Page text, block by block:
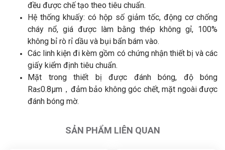
đều được chế tạo theo tiêu chuẩn.
Hệ thống khuấy: có hộp số giảm tốc, động cơ chống
cháy nổ, giá được làm bằng thép không gỉ, 100%
không bỉ rò rỉ dầu và bụi bẩn bám vào.
Các linh kiện đi kèm gồm có chứng nhận thiết bị và các
giấy kiểm định tiêu chuẩn.
Mặt trong thiết bị được đánh bóng, độ bóng
Ra≤0.8μm，đảm bảo không góc chết, mặt ngoài được
đánh bóng mờ.
SẢN PHẨM LIÊN QUAN